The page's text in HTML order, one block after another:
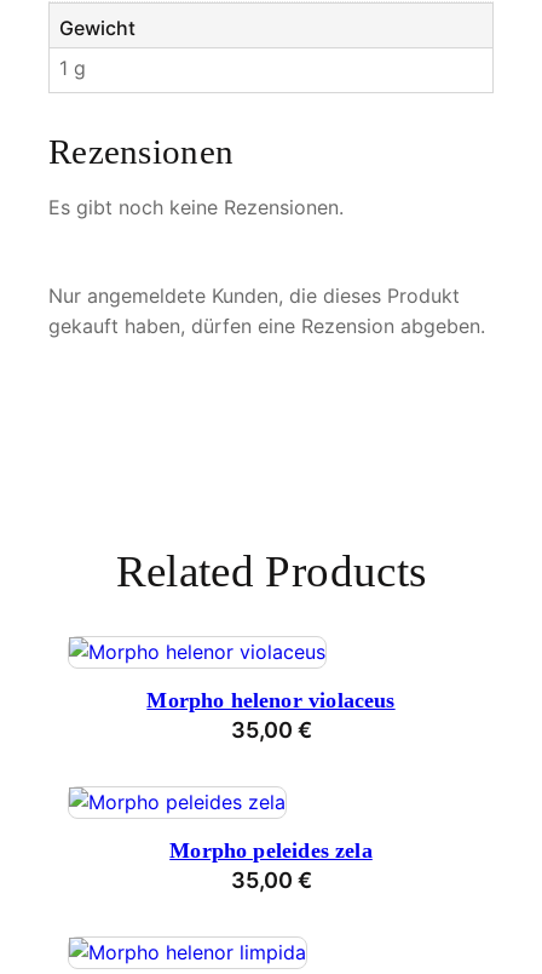
Gewicht
1 g
Rezensionen
Es gibt noch keine Rezensionen.
Nur angemeldete Kunden, die dieses Produkt
gekauft haben, dürfen eine Rezension abgeben.
Related Products
Morpho helenor violaceus
35,00 €
Morpho peleides zela
35,00 €